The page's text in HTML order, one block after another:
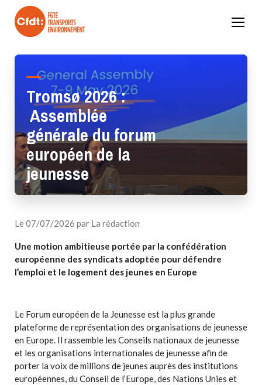
content
Valider
Tromsø 2026 :
Assemblée
générale du forum
européen de la
jeunesse
Le 07/07/2026 par La rédaction
Une motion ambitieuse portée par la confédération
européenne des syndicats adoptée pour défendre
l’emploi et le logement des jeunes en Europe
Le Forum européen de la Jeunesse est la plus grande
plateforme de représentation des organisations de jeunesse
en Europe. Il rassemble les Conseils nationaux de jeunesse
et les organisations internationales de jeunesse afin de
porter la voix de millions de jeunes auprès des institutions
européennes, du Conseil de l’Europe, des Nations Unies et